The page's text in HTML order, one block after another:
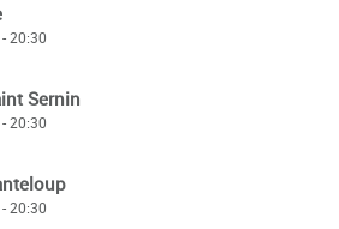
20:30
Sernin
20:30
20:30